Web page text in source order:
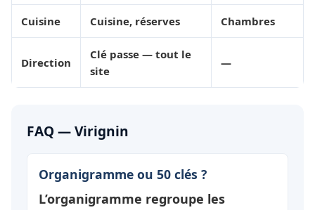
Cuisine Cuisine, réserves Chambres
Direction
Clé passe — tout le
site
—
FAQ — Virignin
Organigramme ou 50 clés ?
L’organigramme regroupe les